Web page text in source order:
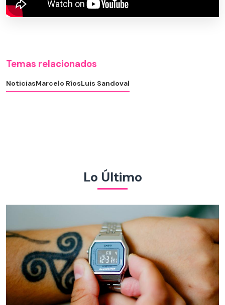
Temas relacionados
NoticiasMarcelo RíosLuis Sandoval
Lo Último